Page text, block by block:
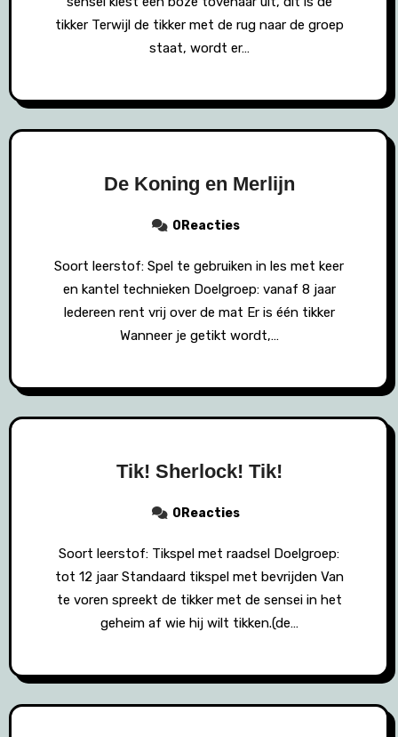
tikker Terwijl de tikker met de rug naar de groep
staat, wordt er…
De Koning en Merlijn
0Reacties
Soort leerstof: Spel te gebruiken in les met keer
en kantel technieken Doelgroep: vanaf 8 jaar
Iedereen rent vrij over de mat Er is één tikker
Wanneer je getikt wordt,…
Tik! Sherlock! Tik!
0Reacties
Soort leerstof: Tikspel met raadsel Doelgroep:
tot 12 jaar Standaard tikspel met bevrijden Van
te voren spreekt de tikker met de sensei in het
geheim af wie hij wilt tikken.(de…